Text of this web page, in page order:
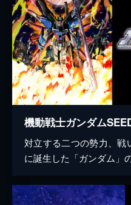
対立する二つの勢力、
に誕生した「ガンダム」